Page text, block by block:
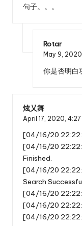
句子。。。
Rotar
May 9, 2020,
你是否明白
炫乂舞
April 17, 2020, 4:27
[04/16/20
[04/16/20
Finished.
[04/16/20
Search
[04/16/20
[04/16/20
[04/16/20